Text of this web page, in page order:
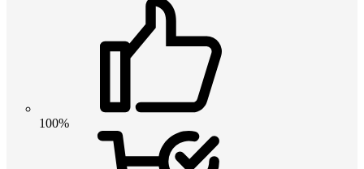
100%